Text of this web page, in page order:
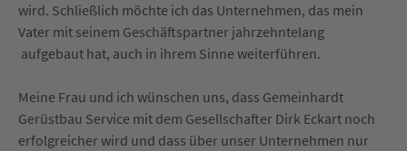
wird. Schließlich möchte ich das Unternehmen, das mein
Vater mit seinem Geschäftspartner jahrzehntelang
aufgebaut hat, auch in ihrem Sinne weiterführen.
Meine Frau und ich wünschen uns, dass Gemeinhardt
Gerüstbau Service mit dem Gesellschafter Dirk Eckart noch
erfolgreicher wird und dass über unser Unternehmen nur